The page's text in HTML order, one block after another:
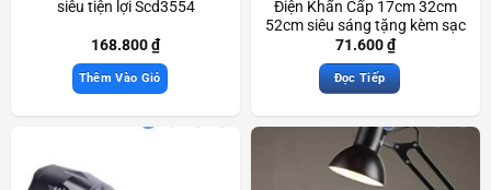
siêu tiện lợi Scd3554
168.800₫
Thêm Vào Giỏ
Điện Khẩn Cấp 17cm 32cm
52cm siêu sáng tặng kèm sạc
USB dùng khi mất điện
Scd3591
71.600₫
Đọc Tiếp